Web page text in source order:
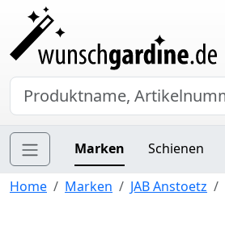
Marken Schienen
Home Marken JAB Anstoetz